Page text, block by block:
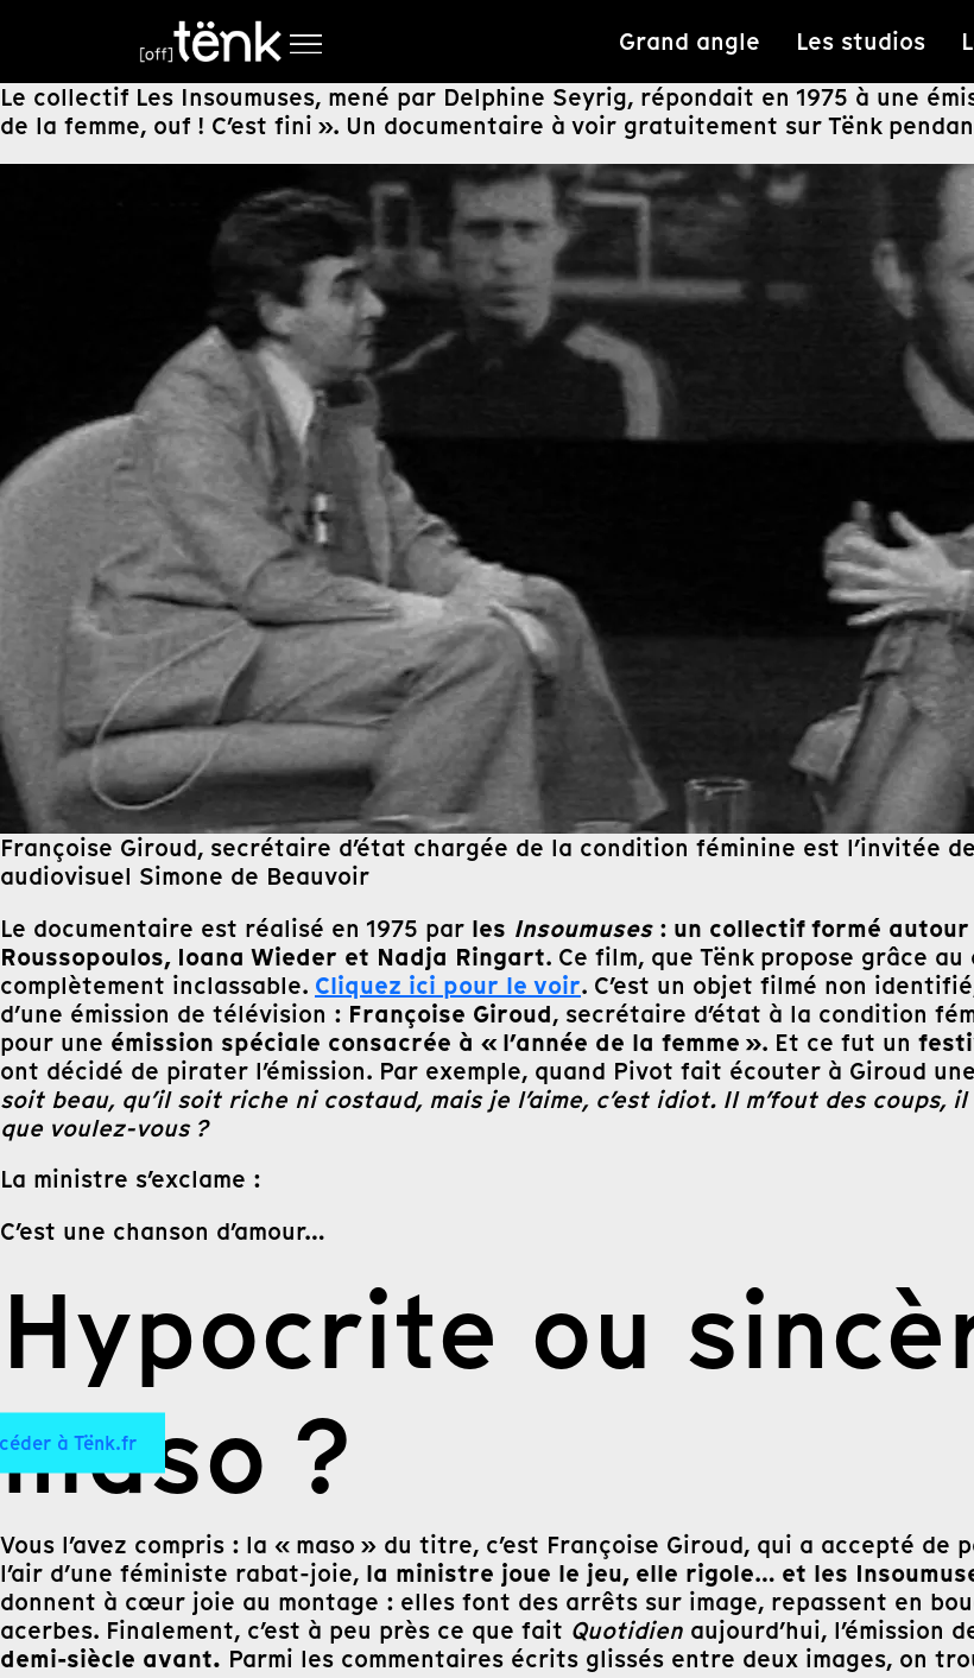
Grand angle Les studios
à Tënk.fr
Le collectif Les Insoumuses, mené par Delphine Seyrig, répondait en 1975 à une
de la femme, ouf ! C’est fini ». Un documentaire à voir gratuitement sur Tënk
Françoise Giroud, secrétaire d’état chargée de la condition féminine est l’invitée
audiovisuel Simone de Beauvoir
Le documentaire est réalisé en 1975 par les Insoumuses: un collectif formé autour
Roussopoulos, Ioana Wieder et Nadja Ringart. Ce film, que Tënk propose grâce
complètement inclassable. Cliquez ici pour le voir. C’est un objet filmé non
d’une émission de télévision : Françoise Giroud, secrétaire d’état à la condition
pour une émission spéciale consacrée à « l’année de la femme ». Et ce fut un
ont décidé de pirater l’émission. Par exemple, quand Pivot fait écouter à Giroud
soit beau, qu’il soit riche ni costaud, mais je l’aime, c’est idiot. Il m’fout des coups,
que voulez-vous ?
La ministre s’exclame :
C’est une chanson d’amour…
Hypocrite ou
maso ?
Vous l’avez compris : la « maso » du titre, c’est Françoise Giroud, qui a accepté
l’air d’une féministe rabat-joie, la ministre joue le jeu, elle rigole… et les
donnent à cœur joie au montage : elles font des arrêts sur image, repassent en
acerbes. Finalement, c’est à peu près ce que fait Quotidien aujourd’hui, l’émission
demi-siècle avant. Parmi les commentaires écrits glissés entre deux images, on